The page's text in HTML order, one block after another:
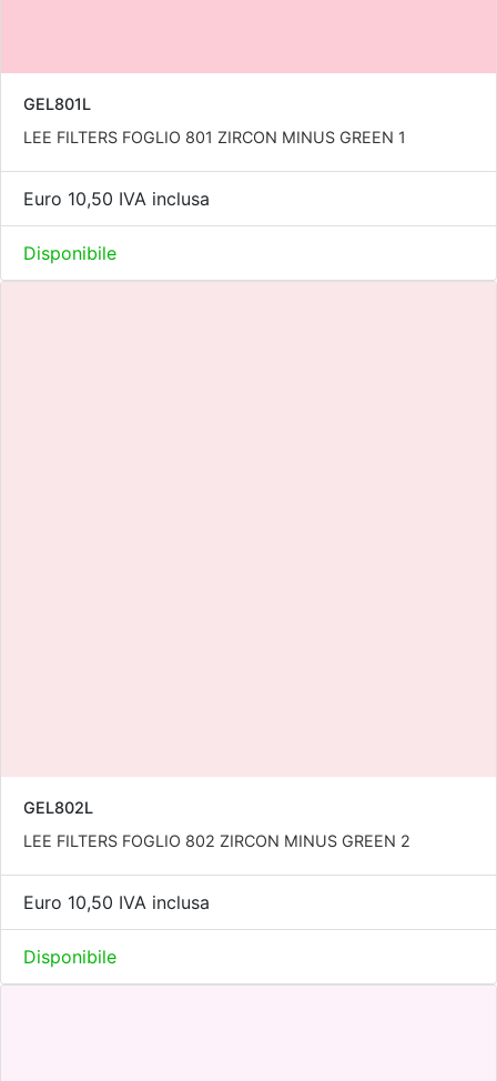
GEL801L
LEE FILTERS FOGLIO 801 ZIRCON MINUS GREEN 1
Euro 10,50 IVA inclusa
Disponibile
GEL802L
LEE FILTERS FOGLIO 802 ZIRCON MINUS GREEN 2
Euro 10,50 IVA inclusa
Disponibile